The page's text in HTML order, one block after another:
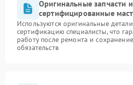
Оригинальные запчасти и
сертифицированные
Используются оригинальные
сертификацию специалисты, что
работу после ремонта и
обязательств